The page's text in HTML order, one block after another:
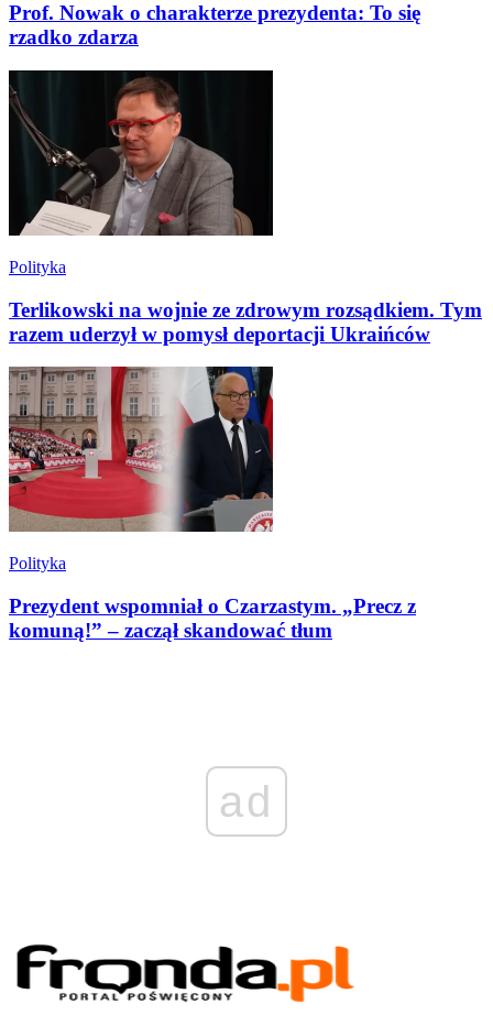
Prof. Nowak o charakterze prezydenta: To się
rzadko zdarza
Polityka
Terlikowski na wojnie ze zdrowym rozsądkiem. Tym
razem uderzył w pomysł deportacji Ukraińców
Polityka
Prezydent wspomniał o Czarzastym. „Precz z
komuną!” – zaczął skandować tłum
ad